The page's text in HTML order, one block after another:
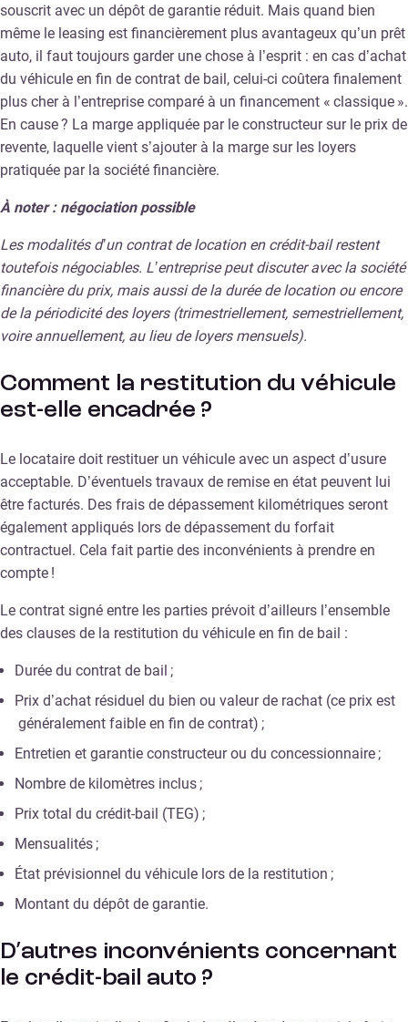
souscrit avec un dépôt de garantie réduit. Mais quand bien
même le leasing est financièrement plus avantageux qu’un prêt
auto, il faut toujours garder une chose à l’esprit : en cas d’achat
du véhicule en fin de contrat de bail, celui-ci coûtera finalement
plus cher à l’entreprise comparé à un financement « classique ».
En cause ? La marge appliquée par le constructeur sur le prix de
revente, laquelle vient s’ajouter à la marge sur les loyers
pratiquée par la société financière.
À noter : négociation possible
Les modalités d’un contrat de location en crédit-bail restent
toutefois négociables. L’entreprise peut discuter avec la société
financière du prix, mais aussi de la durée de location ou encore
de la périodicité des loyers (trimestriellement, semestriellement,
voire annuellement, au lieu de loyers mensuels).
Comment la restitution du véhicule
est-elle encadrée ?
Le locataire doit restituer un véhicule avec un aspect d’usure
acceptable. D’éventuels travaux de remise en état peuvent lui
être facturés. Des frais de dépassement kilométriques seront
également appliqués lors de dépassement du forfait
contractuel. Cela fait partie des inconvénients à prendre en
compte !
Le contrat signé entre les parties prévoit d’ailleurs l’ensemble
des clauses de la restitution du véhicule en fin de bail :
Durée du contrat de bail ;
Prix d’achat résiduel du bien ou valeur de rachat (ce prix est
généralement faible en fin de contrat) ;
Entretien et garantie constructeur ou du concessionnaire ;
Nombre de kilomètres inclus ;
Prix total du crédit-bail (TEG) ;
Mensualités ;
État prévisionnel du véhicule lors de la restitution ;
Montant du dépôt de garantie.
D’autres inconvénients concernant
le crédit-bail auto ?